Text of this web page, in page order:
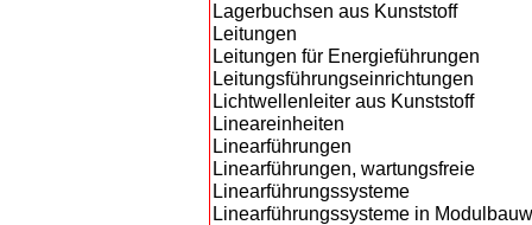
Lagerbuchsen aus Kunststoff
Leitungen
Leitungen für Energieführungen
Leitungsführungseinrichtungen
Lichtwellenleiter aus Kunststoff
Lineareinheiten
Linearführungen
Linearführungen, wartungsfreie
Linearführungssysteme
Linearführungssysteme in